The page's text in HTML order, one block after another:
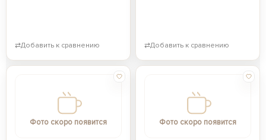
⇄Добавить к сравнению ⇄Добавить к сравнению
Фото скоро появится Фото скоро появится